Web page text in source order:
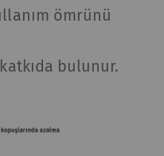
ömrünü
bulunur.
için
Oturum